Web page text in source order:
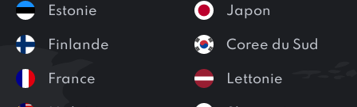
Estonie
Finlande
France
Japon
Coree du Sud
Lettonie